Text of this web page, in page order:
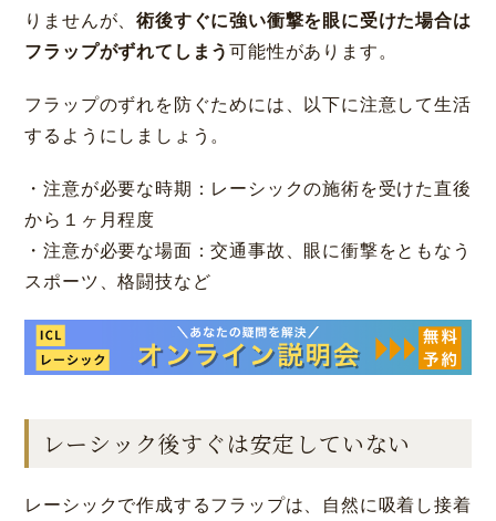
りませんが、術後すぐに強い衝撃を眼に受けた場合は
フラップがずれてしまう可能性があります。
フラップのずれを防ぐためには、以下に注意して生活
するようにしましょう。
・注意が必要な時期：レーシックの施術を受けた直後
から１ヶ月程度
・注意が必要な場面：交通事故、眼に衝撃をともなう
スポーツ、格闘技など
レーシック後すぐは安定していない
レーシックで作成するフラップは、自然に吸着し接着